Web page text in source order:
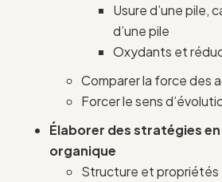
Usure d’une pile,
d’une pile
Oxydants et
Comparer la force des
Forcer le sens
Élaborer des stratégies
organique
Structure et propriétés